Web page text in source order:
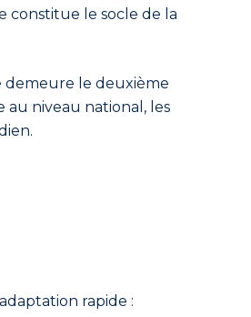
constitue le socle de la
demeure le deuxième
niveau national, les
rapide :